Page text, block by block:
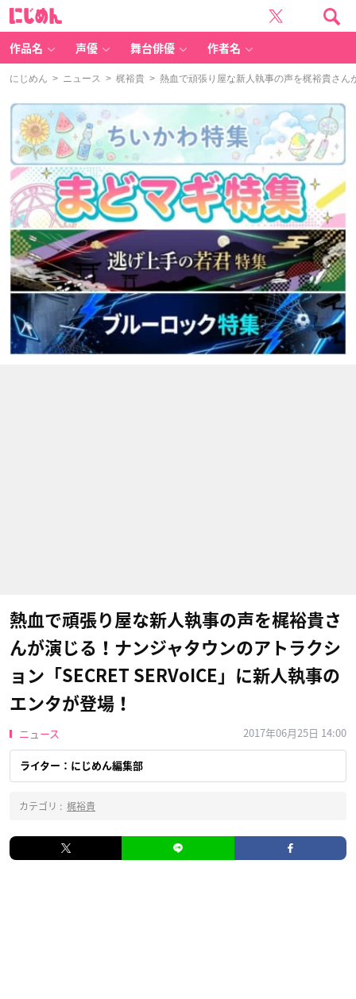
作品名 声優 舞台俳優 作者名
にじめん > ニュース > 梶裕貴 > 熱血で頑張り屋な新人執事の声を梶裕貴さん
熱血で頑張り屋な新人執事の声を梶裕貴さ
んが演じる！ナンジャタウンのアトラクシ
ョン「SECRET SERVoICE」に新人執事の
エンタが登場！
ニュース 2017年06月25日 14:00
ライター：にじめん編集部
カテゴリ : 梶裕貴